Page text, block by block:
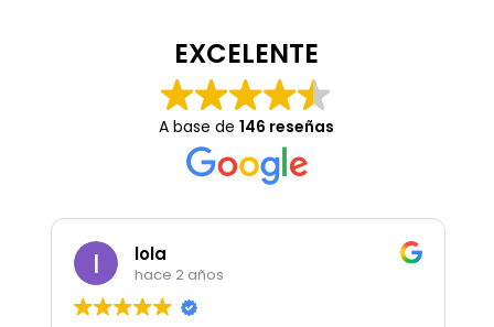
EXCELENTE
A base de146 reseñas
lola
hace 2 años